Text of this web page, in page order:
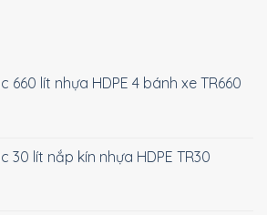
660 lít nhựa HDPE 4 bánh xe TR660
30 lít nắp kín nhựa HDPE TR30